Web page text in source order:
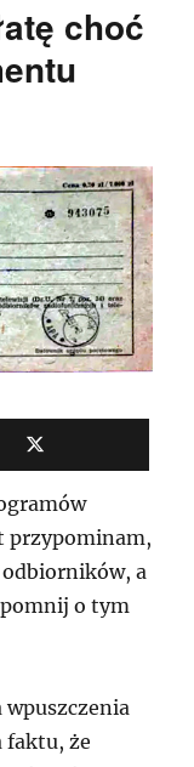
choć
przypominam,
odbiorników, a
o tym
faktu, że